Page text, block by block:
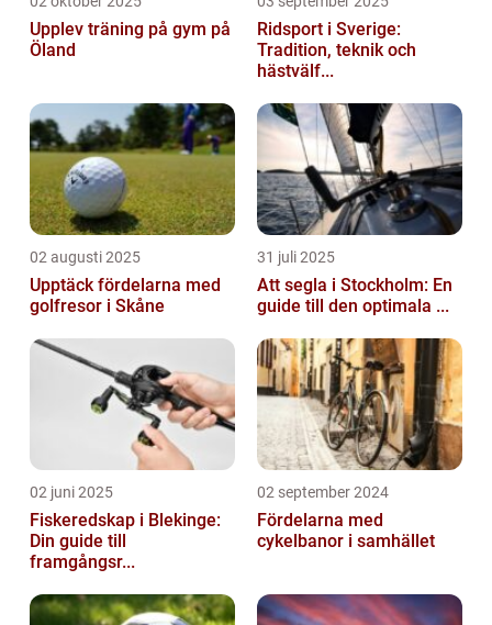
Upplev träning på gym på
Öland
Ridsport i Sverige:
Tradition, teknik och
hästvälf...
02 augusti 2025
Upptäck fördelarna med
golfresor i Skåne
31 juli 2025
Att segla i Stockholm: En
guide till den optimala ...
02 juni 2025
Fiskeredskap i Blekinge:
Din guide till
framgångsr...
02 september 2024
Fördelarna med
cykelbanor i samhället